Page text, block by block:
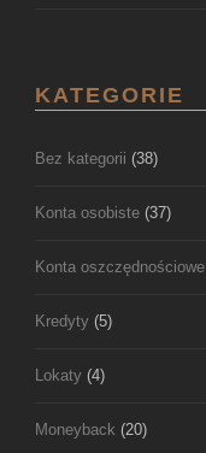
KATEGORIE
Bez kategorii (38)
Konta osobiste (37)
Konta oszczędnościowe
Kredyty (5)
Lokaty (4)
Moneyback (20)